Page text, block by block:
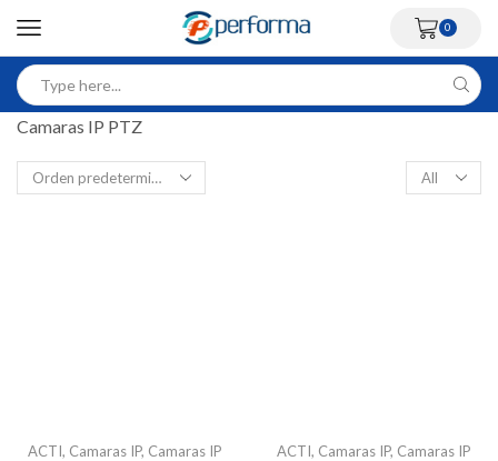
0
Camaras IP PTZ
ACTI, Camaras IP, Camaras IP
ACTI, Camaras IP, Camaras IP